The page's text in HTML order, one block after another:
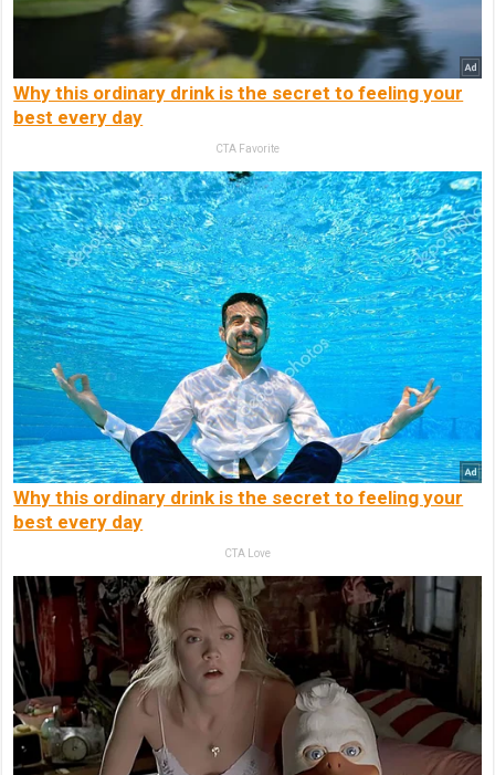
Why this ordinary drink is the secret to feeling your
best every day
CTA Favorite
Why this ordinary drink is the secret to feeling your
best every day
CTA Love